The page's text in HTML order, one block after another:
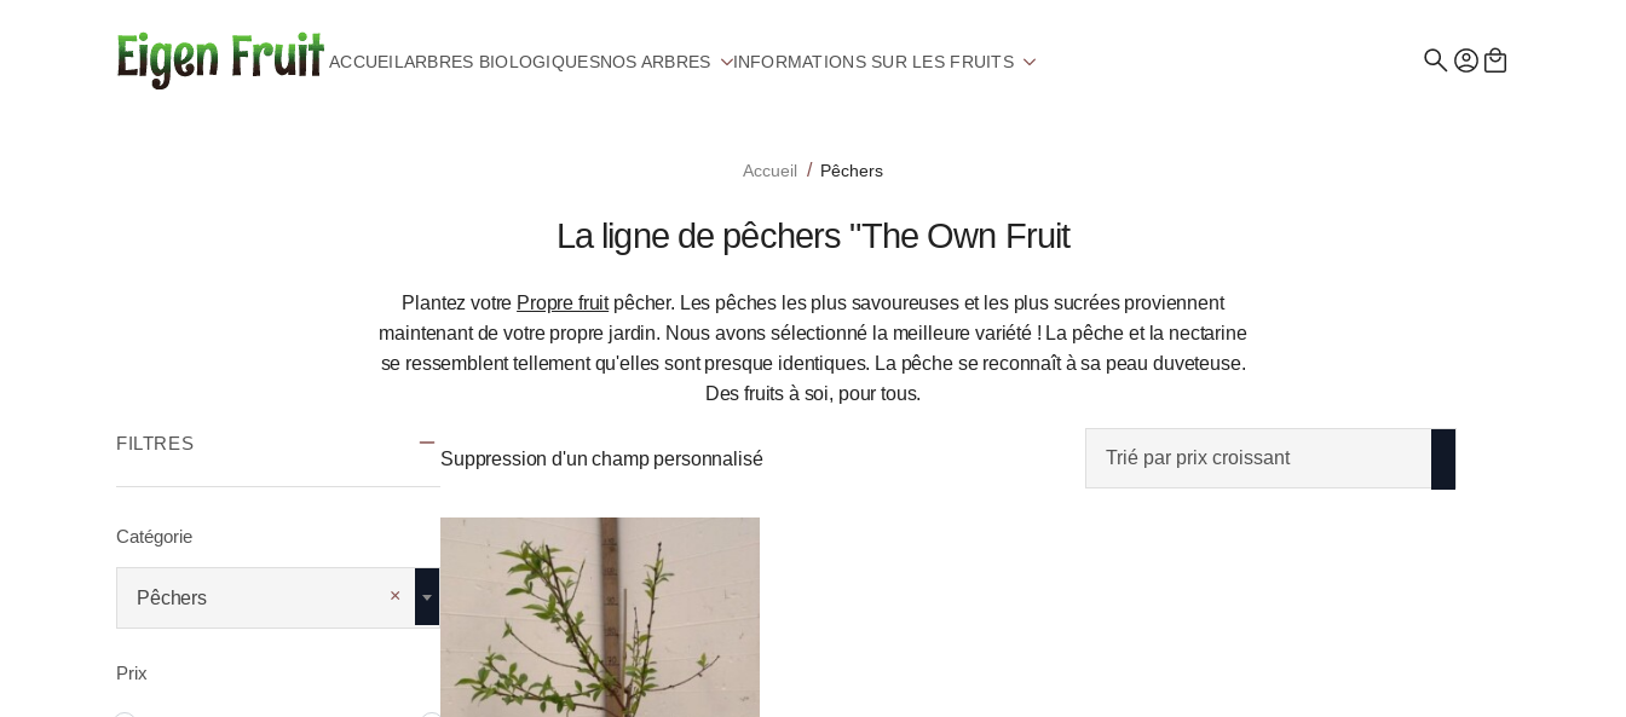
ACCUEILARBRES BIOLOGIQUESNOS ARBRES INFORMATIONS SUR LES FRUITS
Accueil Pêchers
La ligne de pêchers "The Own Fruit
Plantez votre Propre fruitpêcher. Les pêches les plus savoureuses et les plus sucrées proviennent
maintenant de votre propre jardin. Nous avons sélectionné la meilleure variété ! La pêche et la nectarine
se ressemblent tellement qu'elles sont presque identiques. La pêche se reconnaît à sa peau duveteuse.
Des fruits à soi, pour tous.
FILTRES
Catégorie
×
Pêchers
Prix
Suppression d'un champ personnalisé